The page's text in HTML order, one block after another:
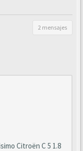
2 mensajes
Citroën C 5 1.8